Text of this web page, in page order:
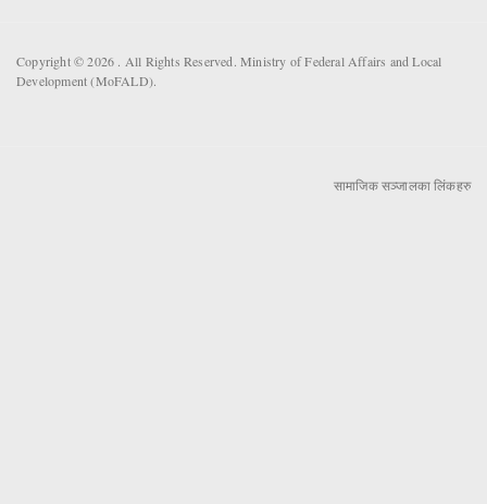
Copyright © 2026 . All Rights Reserved. Ministry of Federal Affairs and Local
Development (MoFALD).
सामाजिक सञ्जालका लिंकहरु